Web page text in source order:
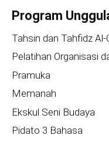
Program
Tahsin dan Tahfidz Al-
Pelatihan Organisasi
Pramuka
Memanah
Ekskul Seni Budaya
Pidato 3 Bahasa